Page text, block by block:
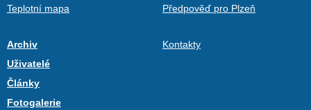
Teplotní mapa
Předpověď pro Plzeň
Archiv
Uživatelé
Články
Fotogalerie
Kontakty